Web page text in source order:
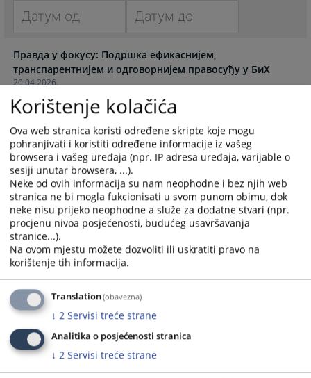
forward
to
interact
with
the
calendar
and
select
a
date.
Press
the
question
mark
key
to
get
the
keyboard
shortcuts
forward
to
interact
with
the
calendar
and
select
a
date.
Press
the
mark
key
to
get
the
keyboard
for
20.04.2026.
Правда у фокусу: Подршка ефикаснијем,
транспарентнијем и одговорнијем правосуђу у БиХ
Korištenje kolačića
Ova web stranica koristi određene skripte koje mogu
pohranjivati i koristiti određene informacije iz vašeg
browsera i vašeg uređaja (npr. IP adresa uređaja, varijable o
sesiji unutar browsera, ...).
Neke od ovih informacija su nam neophodne i bez njih web
stranica ne bi mogla fukcionisati u svom punom obimu, dok
neke nisu prijeko neophodne a služe za dodatne stvari (npr.
procjenu nivoa posjećenosti, budućeg usavršavanja
stranice...).
Na ovom mjestu možete dozvoliti ili uskratiti pravo na
korištenje tih informacija.
Translation(obavezna)
↓ 2 Servisi treće strane
Analitika o posjećenosti stranica
↓ 2 Servisi treće strane